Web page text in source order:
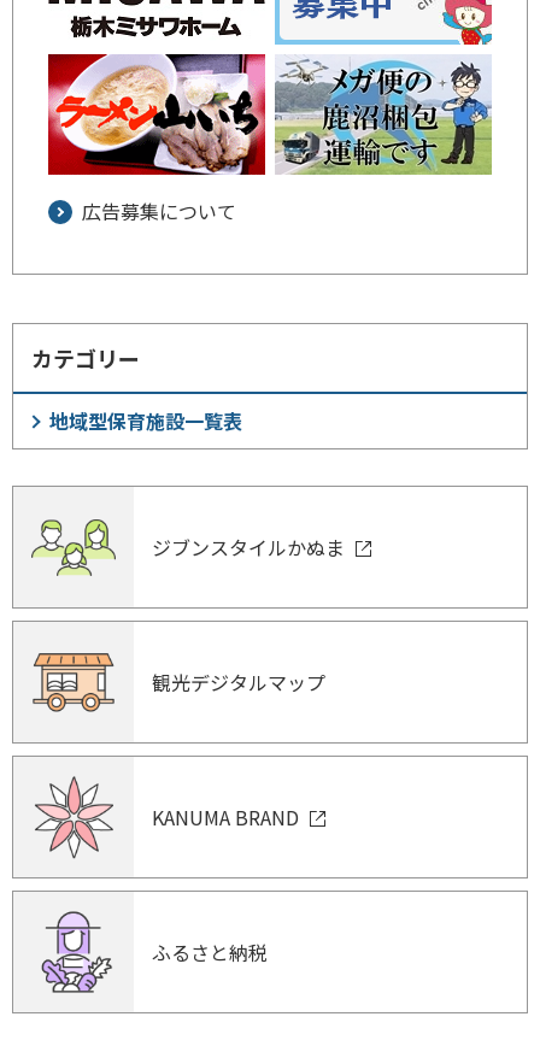
広告募集について
カテゴリー
地域型保育施設一覧表
ジブンスタイルかぬま
観光デジタルマップ
KANUMA BRAND
ふるさと納税